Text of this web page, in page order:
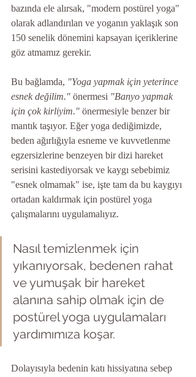
bazında ele alırsak, "modern postürel yoga"
olarak adlandırılan ve yoganın yaklaşık son
150 senelik dönemini kapsayan içeriklerine
göz atmamız gerekir.
Bu bağlamda, "Yoga yapmak için yeterince
esnek değilim." önermesi "Banyo yapmak
için çok kirliyim." önermesiyle benzer bir
mantık taşıyor. Eğer yoga dediğimizde,
beden ağırlığıyla esneme ve kuvvetlenme
egzersizlerine benzeyen bir dizi hareket
serisini kastediyorsak ve kaygı sebebimiz
"esnek olmamak" ise, işte tam da bu kaygıyı
ortadan kaldırmak için postürel yoga
çalışmalarını uygulamalıyız.
Nasıl temizlenmek için
yıkanıyorsak, bedenen rahat
ve yumuşak bir hareket
alanına sahip olmak için de
postürel yoga uygulamaları
yardımımıza koşar.
Dolayısıyla bedenin katı hissiyatına sebep